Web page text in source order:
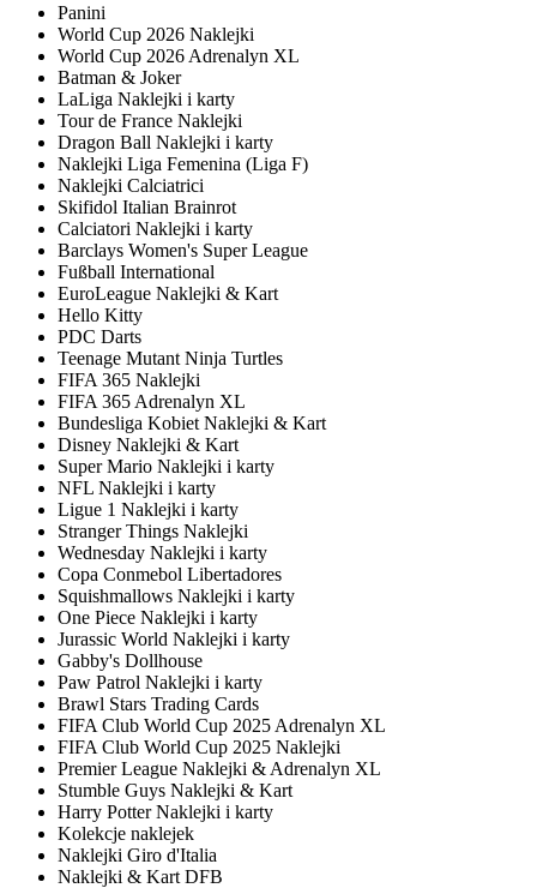
Panini
World Cup 2026 Naklejki
World Cup 2026 Adrenalyn XL
Batman & Joker
LaLiga Naklejki i karty
Tour de France Naklejki
Dragon Ball Naklejki i karty
Naklejki Liga Femenina (Liga F)
Naklejki Calciatrici
Skifidol Italian Brainrot
Calciatori Naklejki i karty
Barclays Women's Super League
Fußball International
EuroLeague Naklejki & Kart
Hello Kitty
PDC Darts
Teenage Mutant Ninja Turtles
FIFA 365 Naklejki
FIFA 365 Adrenalyn XL
Bundesliga Kobiet Naklejki & Kart
Disney Naklejki & Kart
Super Mario Naklejki i karty
NFL Naklejki i karty
Ligue 1 Naklejki i karty
Stranger Things Naklejki
Wednesday Naklejki i karty
Copa Conmebol Libertadores
Squishmallows Naklejki i karty
One Piece Naklejki i karty
Jurassic World Naklejki i karty
Gabby's Dollhouse
Paw Patrol Naklejki i karty
Brawl Stars Trading Cards
FIFA Club World Cup 2025 Adrenalyn XL
FIFA Club World Cup 2025 Naklejki
Premier League Naklejki & Adrenalyn XL
Stumble Guys Naklejki & Kart
Harry Potter Naklejki i karty
Kolekcje naklejek
Naklejki Giro d'Italia
Naklejki & Kart DFB